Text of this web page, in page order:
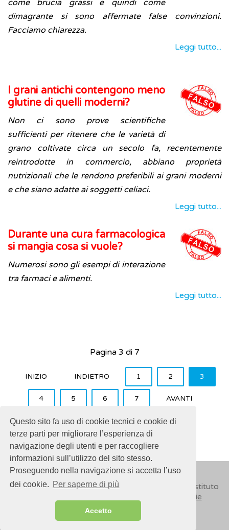
Questo sito fa uso di cookie tecnici e cookie di
terze parti per migliorare l’esperienza di
navigazione degli utenti e per raccogliere
informazioni sull’utilizzo del sito stesso.
Proseguendo nella navigazione si accetta l’uso
dei cookie. Per saperne di più
Accetto
come brucia grassi e quindi come
dimagrante si sono affermate false convinzioni.
Facciamo chiarezza.
Leggi tutto...
I grani antichi contengono meno
glutine di quelli moderni?
Non ci sono prove scientifiche
sufficienti per ritenere che le varietà di
grano coltivate circa un secolo fa, recentemente
reintrodotte in commercio, abbiano proprietà
nutrizionali che le rendono preferibili ai grani moderni
e che siano adatte ai soggetti celiaci.
Leggi tutto...
Durante una cura farmacologica
si mangia cosa si vuole?
Numerosi sono gli esempi di interazione
tra farmaci e alimenti.
Leggi tutto...
Pagina 3 di 7
INIZIO INDIETRO 1 2 3
4 5 6 7 AVANTI
FINE
© 2018ISSalute - Sito sviluppato e gestito dall’Istituto
Cookie